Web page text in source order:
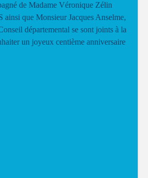
de Madame Véronique Zélin
ainsi que Monsieur Jacques Anselme,
départemental se sont joints à la
un joyeux centième anniversaire